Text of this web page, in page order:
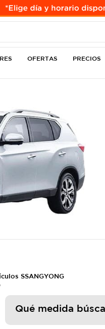
OFERTAS PRECIOS
SSANGYONG
Qué medida